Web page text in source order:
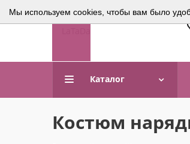
Мы используем cookies, чтобы вам было
Каталог
Костюм